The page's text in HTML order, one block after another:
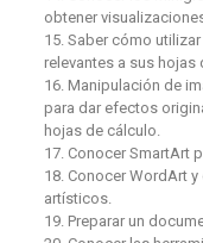
obtener
15. Saber cómo
relevantes a sus hojas
16. Manipulación de
para dar efectos
hojas de cálculo.
17. Conocer SmartArt
18. Conocer WordArt
artísticos.
19. Preparar un